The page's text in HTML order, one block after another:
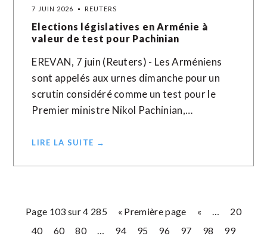
7 JUIN 2026 REUTERS
Elections législatives en Arménie à
valeur de test pour Pachinian
EREVAN, 7 juin (Reuters) - Les Arméniens
sont appelés aux urnes dimanche pour un
scrutin considéré comme un test pour le
Premier ministre Nikol Pachinian,…
LIRE LA SUITE →
Page 103 sur 4 285 « Première page « …
20
40
60 80 … 94 95 96 97 98
99